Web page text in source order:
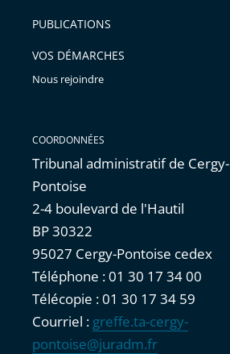
avant
PUBLICATIONS
VOS DÉMARCHES
Nous rejoindre
COORDONNÉES
Tribunal administratif de Cergy-
Pontoise
2-4 boulevard de l'Hautil
BP 30322
95027 Cergy-Pontoise cedex
Téléphone : 01 30 17 34 00
Télécopie : 01 30 17 34 59
Courriel : greffe.ta-cergy-
pontoise@juradm.fr